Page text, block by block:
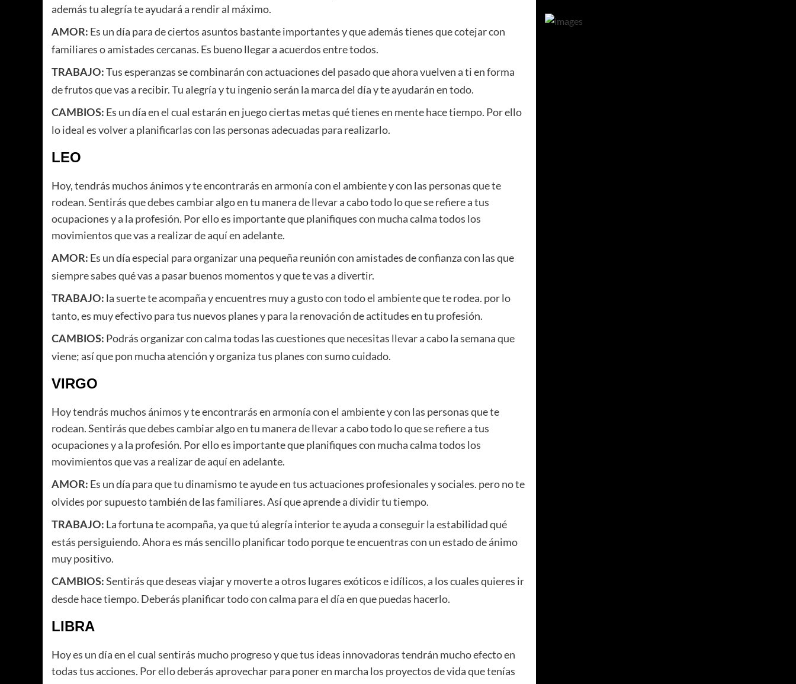
además tu alegría te ayudará a rendir al máximo.
AMOR: Es un día para de ciertos asuntos bastante importantes y que además tienes que cotejar con
familiares o amistades cercanas. Es bueno llegar a acuerdos entre todos.
TRABAJO: Tus esperanzas se combinarán con actuaciones del pasado que ahora vuelven a ti en forma
de frutos que vas a recibir. Tu alegría y tu ingenio serán la marca del día y te ayudarán en todo.
CAMBIOS: Es un día en el cual estarán en juego ciertas metas qué tienes en mente hace tiempo. Por ello
lo ideal es volver a planificarlas con las personas adecuadas para realizarlo.
LEO
Hoy, tendrás muchos ánimos y te encontrarás en armonía con el ambiente y con las personas que te
rodean. Sentirás que debes cambiar algo en tu manera de llevar a cabo todo lo que se refiere a tus
ocupaciones y a la profesión. Por ello es importante que planifiques con mucha calma todos los
movimientos que vas a realizar de aquí en adelante.
AMOR: Es un día especial para organizar una pequeña reunión con amistades de confianza con las que
siempre sabes qué vas a pasar buenos momentos y que te vas a divertir.
TRABAJO: la suerte te acompaña y encuentres muy a gusto con todo el ambiente que te rodea. por lo
tanto, es muy efectivo para tus nuevos planes y para la renovación de actitudes en tu profesión.
CAMBIOS: Podrás organizar con calma todas las cuestiones que necesitas llevar a cabo la semana que
viene; así que pon mucha atención y organiza tus planes con sumo cuidado.
VIRGO
Hoy tendrás muchos ánimos y te encontrarás en armonía con el ambiente y con las personas que te
rodean. Sentirás que debes cambiar algo en tu manera de llevar a cabo todo lo que se refiere a tus
ocupaciones y a la profesión. Por ello es importante que planifiques con mucha calma todos los
movimientos que vas a realizar de aquí en adelante.
AMOR: Es un día para que tu dinamismo te ayude en tus actuaciones profesionales y sociales. pero no te
olvides por supuesto también de las familiares. Así que aprende a dividir tu tiempo.
TRABAJO: La fortuna te acompaña, ya que tú alegría interior te ayuda a conseguir la estabilidad qué
estás persiguiendo. Ahora es más sencillo planificar todo porque te encuentras con un estado de ánimo
muy positivo.
CAMBIOS: Sentirás que deseas viajar y moverte a otros lugares exóticos e idílicos, a los cuales quieres ir
desde hace tiempo. Deberás planificar todo con calma para el día en que puedas hacerlo.
LIBRA
Hoy es un día en el cual sentirás mucho progreso y que tus ideas innovadoras tendrán mucho efecto en
todas tus acciones. Por ello deberás aprovechar para poner en marcha los proyectos de vida que tenías